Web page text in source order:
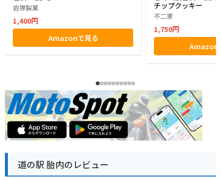
岩塚製菓
1,400円
Amazonで見る
チップクッキー
不二家
1,750円
Amazon
道の駅 胎内のレビュー